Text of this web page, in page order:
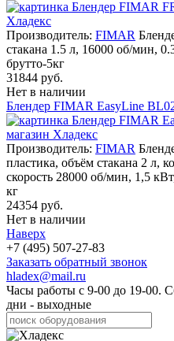
Производитель: FIMAR
стакана 1.5 л, 16000 об/мин,
брутто-5кг
31844 руб.
Нет в наличии
Блендер FIMAR EasyLine
Производитель: FIMAR
пластика, объём стакана 2 л,
скорость 28000 об/мин, 1,5
кг
24354 руб.
Нет в наличии
Наверх
+7 (495) 507-27-83
Заказать обратный звонок
hladex@mail.ru
Часы работы с 9-00 до 19-00.
дни - выходные